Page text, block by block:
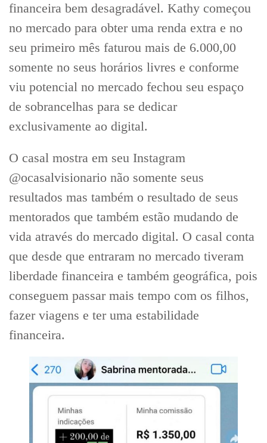
financeira bem desagradável. Kathy começou
no mercado para obter uma renda extra e no
seu primeiro mês faturou mais de 6.000,00
somente no seus horários livres e conforme
viu potencial no mercado fechou seu espaço
de sobrancelhas para se dedicar
exclusivamente ao digital.
O casal mostra em seu Instagram
@ocasalvisionario não somente seus
resultados mas também o resultado de seus
mentorados que também estão mudando de
vida através do mercado digital. O casal conta
que desde que entraram no mercado tiveram
liberdade financeira e também geográfica, pois
conseguem passar mais tempo com os filhos,
fazer viagens e ter uma estabilidade
financeira.